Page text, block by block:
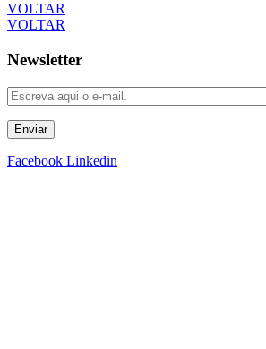
VOLTAR
VOLTAR
Newsletter
Enviar
Facebook Linkedin